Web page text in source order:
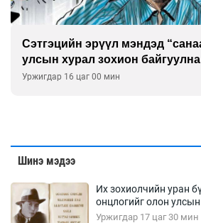
Сэтгэцийн эрүүл мэндэд
улсын хурал зохион байгуулна
Уржигдар 16 цаг 00 мин
Шинэ мэдээ
Их зохиолчийн уран
онцлогийг олон
Уржигдар 17 цаг 30 мин